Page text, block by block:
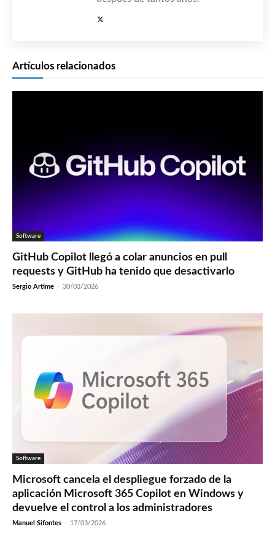
Artículos relacionados
Software
GitHub Copilot llegó a colar anuncios en pull
requests y GitHub ha tenido que desactivarlo
Sergio Artime - 30/03/2026
Software
Microsoft cancela el despliegue forzado de la
aplicación Microsoft 365 Copilot en Windows y
devuelve el control a los administradores
Manuel Sifontes - 17/03/2026